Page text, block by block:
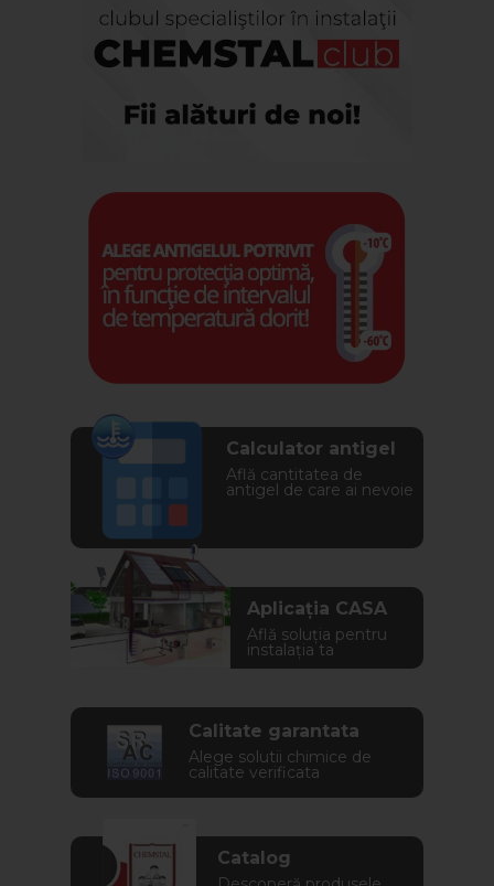
Calculator antigel
Află cantitatea de
antigel de care ai nevoie
Aplicația CASA
Află soluția pentru
instalația ta
Calitate garantata
Alege solutii chimice de
calitate verificata
Catalog